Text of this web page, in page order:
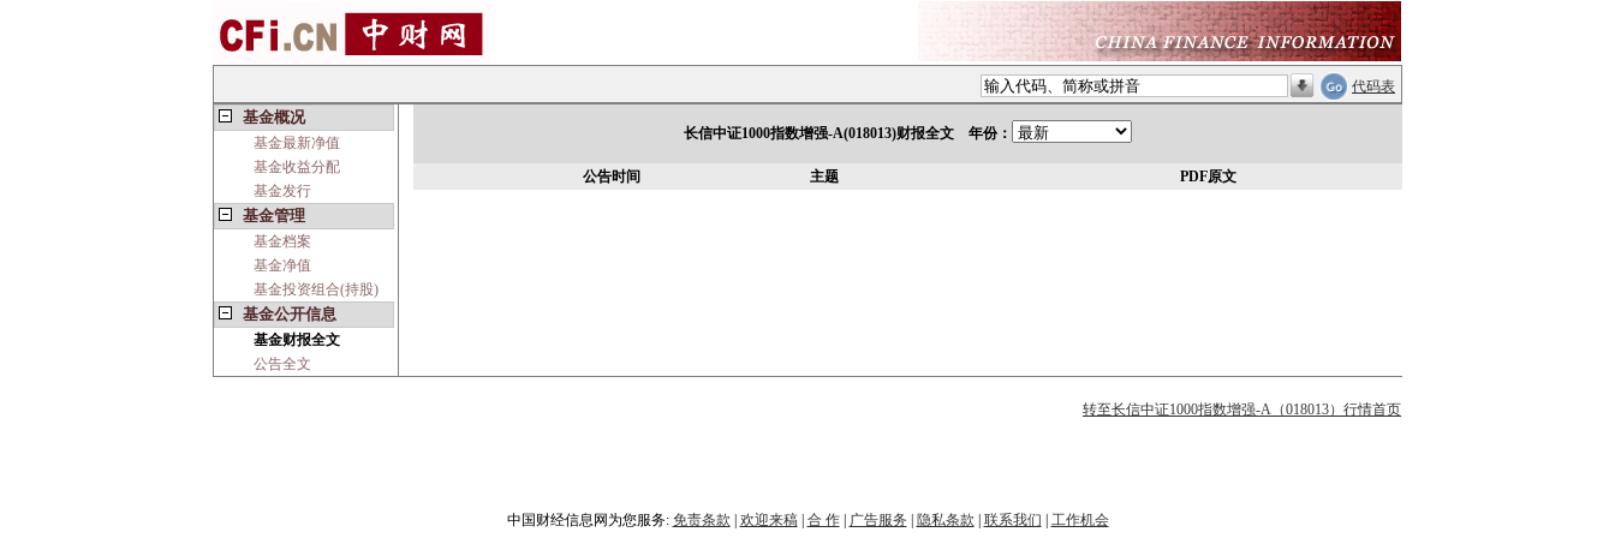
代码表
基金概况
基金最新净值
基金收益分配
基金发行
基金管理
基金档案
基金净值
基金投资组合(持股)
基金公开信息
基金财报全文
公告全文
长信中证1000指数增强-A(018013)财报全文 年份：
公告时间 主题 PDF原文
转至长信中证1000指数增强-A（018013）行情首页
中国财经信息网为您服务: 免责条款 欢迎来稿| 合 作| 广告服务 隐私条款 联系我们 工作机会